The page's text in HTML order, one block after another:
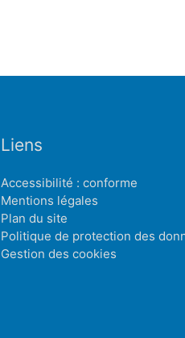
Liens
Accessibilité : conforme
Mentions légales
Plan du site
Politique de protection des
Gestion des cookies